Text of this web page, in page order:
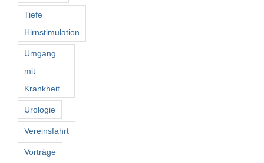
Tiefe
Hirnstimulation
Umgang
mit
Krankheit
Urologie
Vereinsfahrt
Vorträge